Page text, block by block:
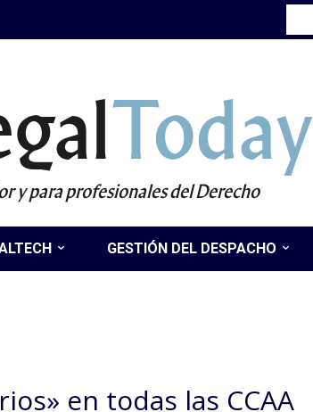
Today
y para profesionales del Derecho
GESTIÓN DEL DESPACHO
en todas las CCAA